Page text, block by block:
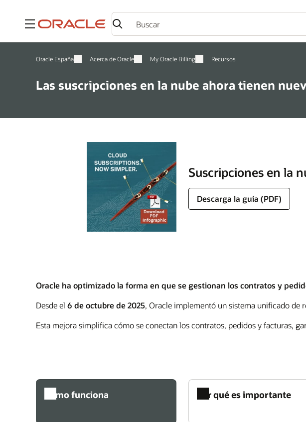
Menú
Oracle España Acerca de Oracle My Oracle Billing Recursos
Las suscripciones en la nube ahora tienen
Suscripciones en la
Descarga la guía (PDF)
Oracle ha optimizado la forma en que se gestionan los contratos y
Desde el 6 de octubre de 2025, Oracle implementó un sistema unificado de
Esta mejora simplifica cómo se conectan los contratos, pedidos y facturas,
Cómo funciona Por qué es importante